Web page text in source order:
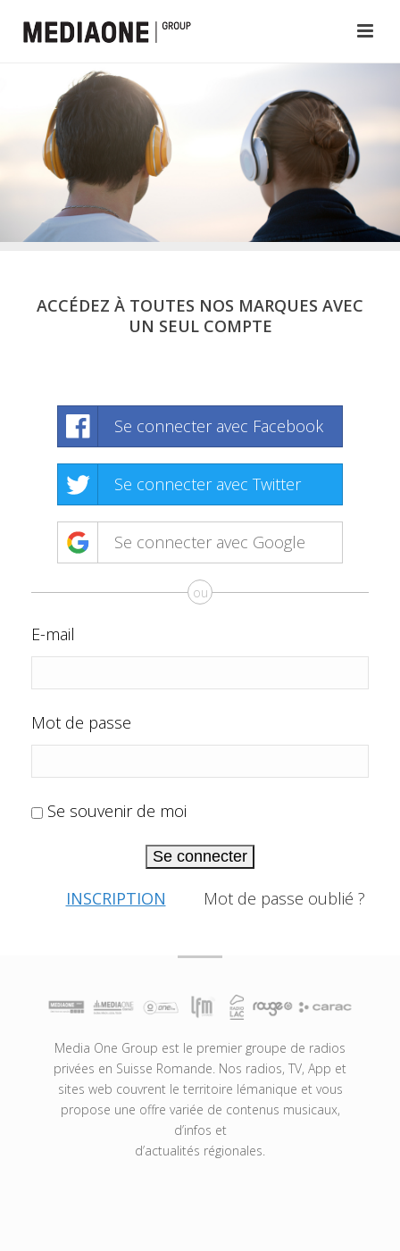
ACCÉDEZ À TOUTES NOS MARQUES AVEC
UN SEUL COMPTE
Se connecter avec Facebook
Se connecter avec Twitter
Se connecter avec Google
ou
E-mail
Mot de passe
Se souvenir de moi
Se connecter
INSCRIPTION Mot de passe oublié ?
Media One Group est le premier groupe de radios
privées en Suisse Romande. Nos radios, TV, App et
sites web couvrent le territoire lémanique et vous
propose une offre variée de contenus musicaux,
d’infos et
d’actualités régionales.